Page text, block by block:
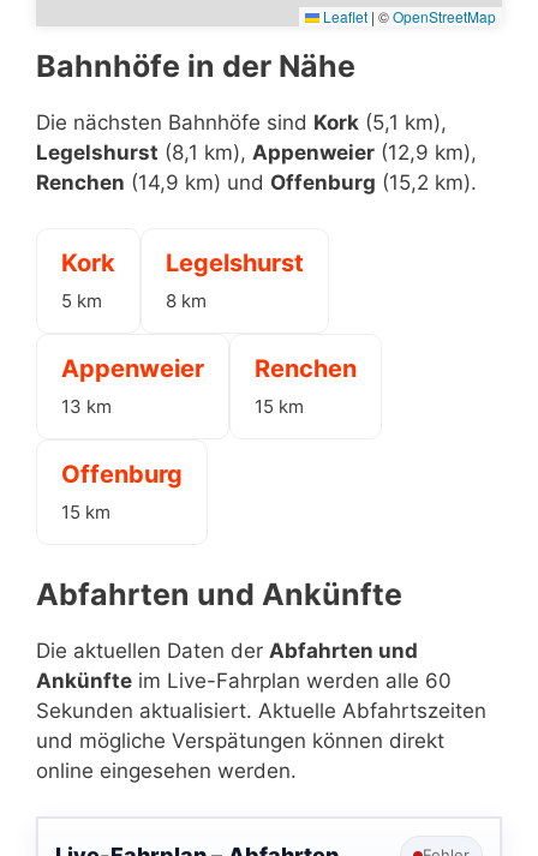
Leaflet | ©OpenStreetMap
Bahnhöfe in der Nähe
Die nächsten Bahnhöfe sind Kork (5,1 km),
Legelshurst (8,1 km), Appenweier (12,9 km),
Renchen (14,9 km) und Offenburg (15,2 km).
Kork
5 km
Legelshurst
8 km
Appenweier
13 km
Renchen
15 km
Offenburg
15 km
Abfahrten und Ankünfte
Die aktuellen Daten der Abfahrten und
Ankünfte im Live-Fahrplan werden alle 60
Sekunden aktualisiert. Aktuelle Abfahrtszeiten
und mögliche Verspätungen können direkt
online eingesehen werden.